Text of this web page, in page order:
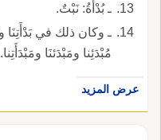
ـ بُدْأَةُ: نَبْتٌ.
ـ وكان ذلك في بَدْأَتِنَا
مُبْدَئِنا ومَبْدَئنَا ومَبْدَأَتِنا.
عرض المزيد